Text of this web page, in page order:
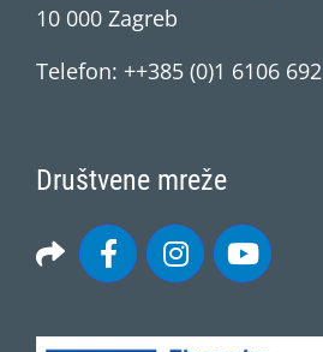
10 000 Zagreb
Telefon: ++385 (0)1 6106 692
Društvene mreže